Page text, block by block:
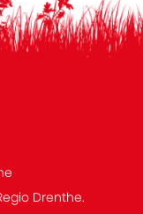
Drenthe.